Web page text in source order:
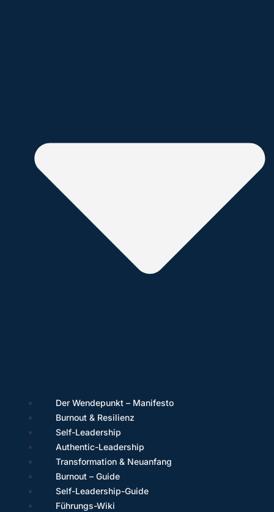
Der Wendepunkt – Manifesto
Burnout & Resilienz
Self-Leadership
Authentic-Leadership
Transformation & Neuanfang
Burnout – Guide
Self-Leadership-Guide
Führungs-Wiki